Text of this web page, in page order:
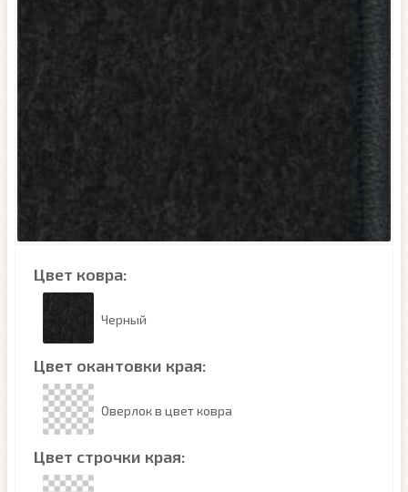
Цвет ковра:
Черный
Цвет окантовки края:
Оверлок в цвет ковра
Цвет строчки края: